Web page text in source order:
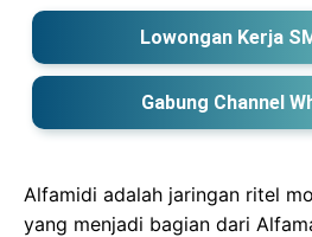
Lowongan Kerja
Gabung Channel
Alfamidi adalah jaringan ritel
yang menjadi bagian dari